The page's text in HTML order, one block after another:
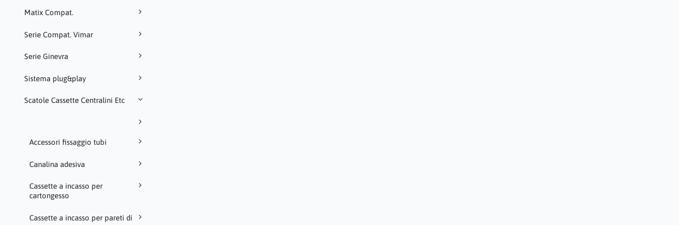
Matix Compat.
Serie Compat. Vimar
Serie Ginevra
Sistema plug&play
Scatole Cassette Centralini Etc
Accessori fissaggio tubi
Canalina adesiva
Cassette a incasso per
cartongesso
Cassette a incasso per pareti di